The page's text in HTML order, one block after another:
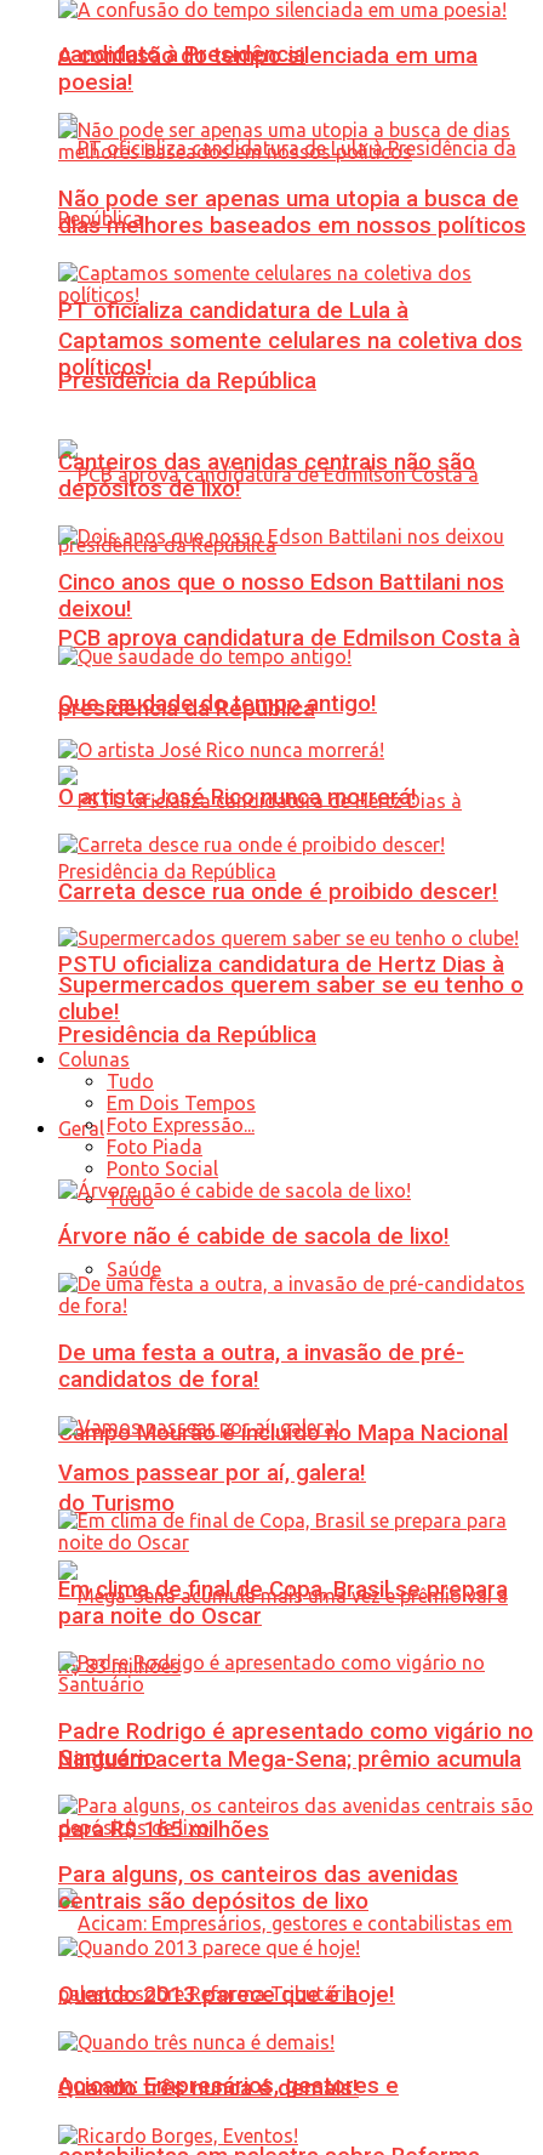
candidato à Presidência
PT oficializa candidatura de Lula à
Presidência da República
PCB aprova candidatura de Edmilson Costa à
presidência da República
PSTU oficializa candidatura de Hertz Dias à
Presidência da República
Geral
Tudo
Saúde
Campo Mourão é incluído no Mapa Nacional
do Turismo
Ninguém acerta Mega-Sena; prêmio acumula
para R$ 165 milhões
Acicam: Empresários, gestores e
A confusão do tempo silenciada em uma
poesia!
Não pode ser apenas uma utopia a busca de
dias melhores baseados em nossos políticos
Captamos somente celulares na coletiva dos
políticos!
Canteiros das avenidas centrais não são
depósitos de lixo!
Cinco anos que o nosso Edson Battilani nos
deixou!
Que saudade do tempo antigo!
O artista José Rico nunca morrerá!
Carreta desce rua onde é proibido descer!
Supermercados querem saber se eu tenho o
clube!
Colunas
Tudo
Em Dois Tempos
Foto Expressão...
Foto Piada
Ponto Social
Árvore não é cabide de sacola de lixo!
De uma festa a outra, a invasão de pré-
candidatos de fora!
Vamos passear por aí, galera!
Em clima de final de Copa, Brasil se prepara
para noite do Oscar
Padre Rodrigo é apresentado como vigário no
Santuário
Para alguns, os canteiros das avenidas
centrais são depósitos de lixo
Quando 2013 parece que é hoje!
Quando três nunca é demais!